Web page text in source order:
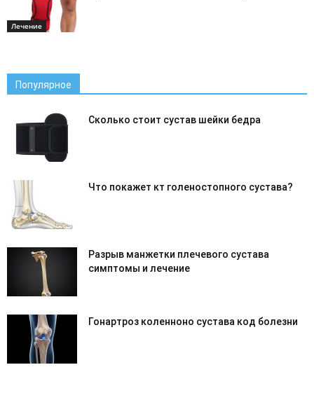
Лечение
Популярное
Сколько стоит сустав шейки бедра
Что покажет кт голеностопного сустава?
Разрыв манжетки плечевого сустава
симптомы и лечение
Гонартроз коленноно сустава код болезни